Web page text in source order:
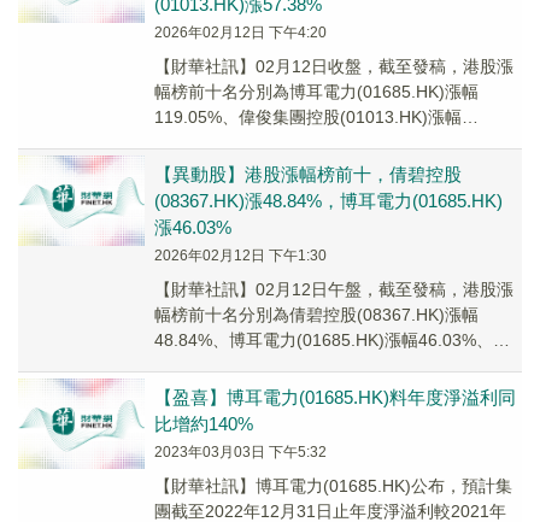
(01013.HK)漲57.38%
2026年02月12日 下午4:20
【財華社訊】02月12日收盤，截至發稿，港股漲
幅榜前十名分別為博耳電力(01685.HK)漲幅
119.05%、偉俊集團控股(01013.HK)漲幅
【異動股】港股漲幅榜前十，倩碧控股
(08367.HK)漲48.84%，博耳電力(01685.HK)
漲46.03%
2026年02月12日 下午1:30
【財華社訊】02月12日午盤，截至發稿，港股漲
幅榜前十名分別為倩碧控股(08367.HK)漲幅
48.84%、博耳電力(01685.HK)漲幅46.03%、新
【盈喜】博耳電力(01685.HK)料年度淨溢利同
比增約140%
2023年03月03日 下午5:32
【財華社訊】博耳電力(01685.HK)公布，預計集
團截至2022年12月31日止年度淨溢利較2021年